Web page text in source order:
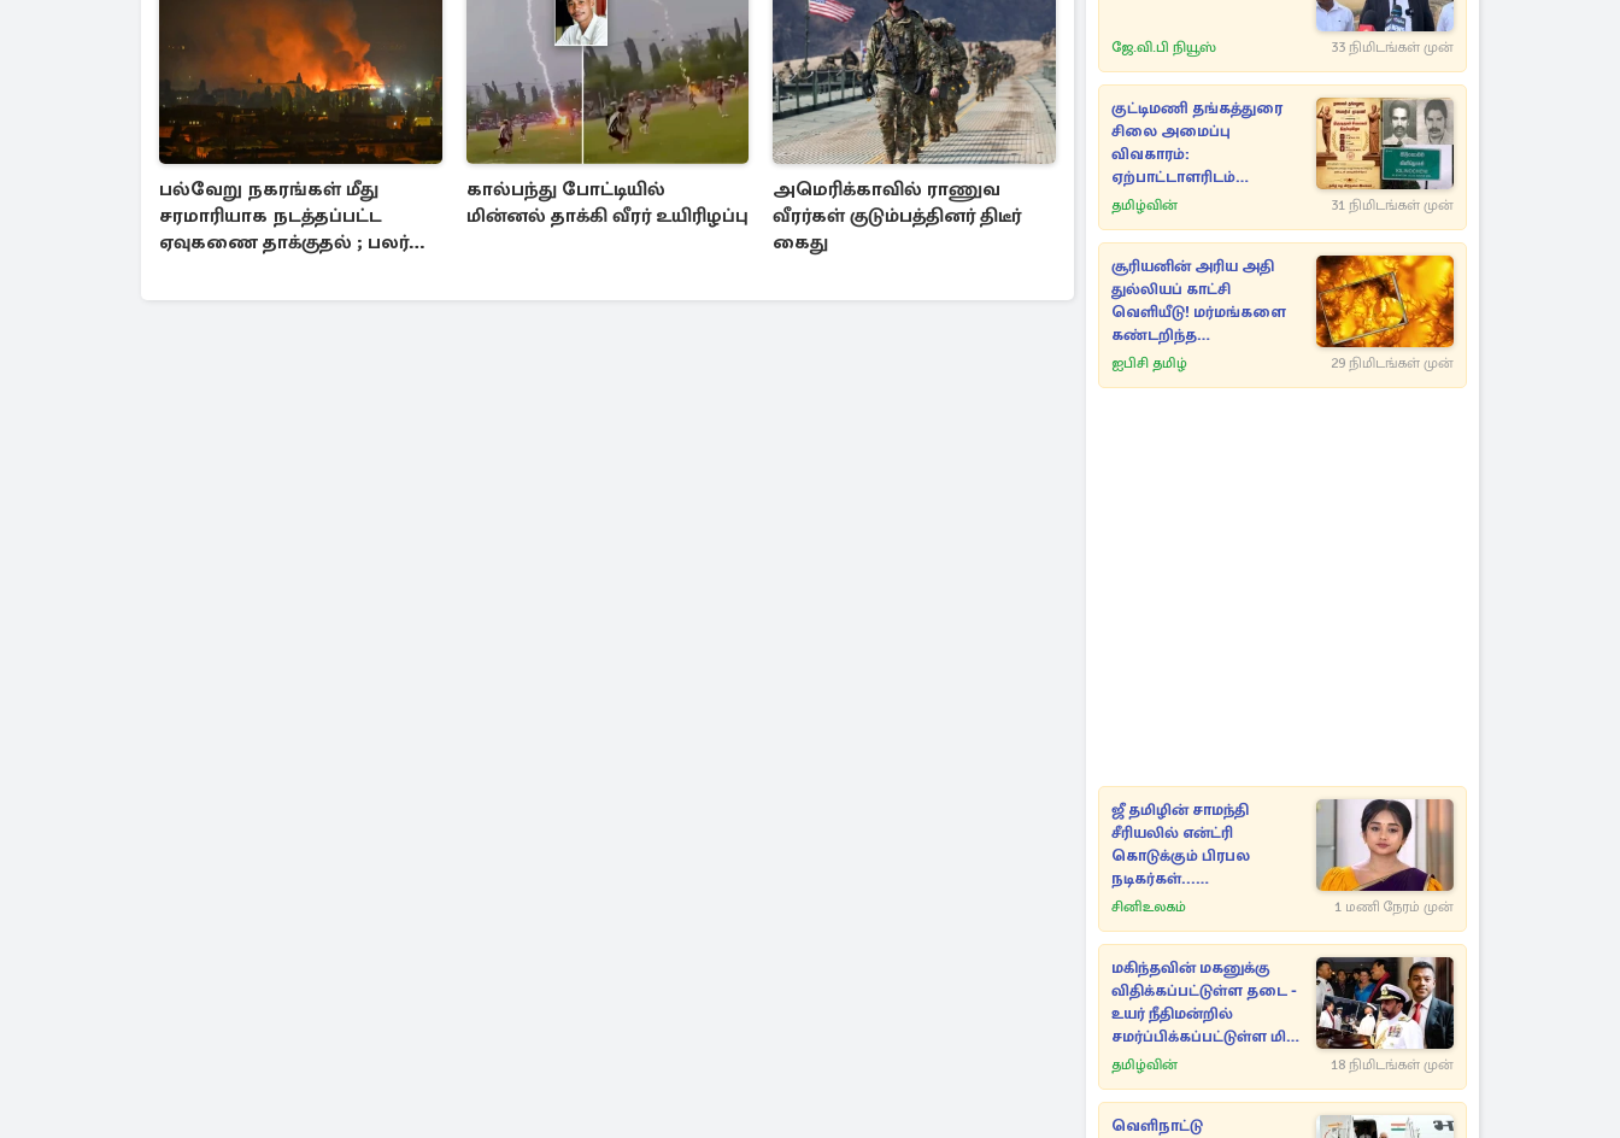
பல்வேறு நகரங்கள் மீது
சரமாரியாக நடத்தப்பட்ட
ஏவுகணை தாக்குதல் ; பலர்
கால்பந்து போட்டியில்
மின்னல் தாக்கி வீரர் உயிரிழப்பு
அமெரிக்காவில் ராணுவ
வீரர்கள் குடும்பத்தினர் திடீர்
கைது
ஜே.வி.பி நியூஸ் 33 நிமிடங்கள் முன்
குட்டிமணி தங்கத்துரை
சிலை அமைப்பு
விவகாரம்:
ஏற்பாட்டாளரிடம்
புலனாய்வு பிரிவு 5
தமிழ்வின் 31 நிமிடங்கள் முன்
சூரியனின் அரிய அதி
துல்லியப் காட்சி
வெளியீடு! மர்மங்களை
கண்டறிந்த
விஞ்ஞானிகள்
ஐபிசி தமிழ் 29 நிமிடங்கள் முன்
ஜீ தமிழின் சாமந்தி
சீரியலில் என்ட்ரி
கொடுக்கும் பிரபல
நடிகர்கள்...
போட்டோவுடன் இதோ
சினிஉலகம் 1 மணி நேரம் முன்
மகிந்தவின் மகனுக்கு
விதிக்கப்பட்டுள்ள தடை -
உயர் நீதிமன்றில்
சமர்ப்பிக்கப்பட்டுள்ள மிக
முக்கிய ஆவணங்கள்!
தமிழ்வின் 18 நிமிடங்கள் முன்
வெளிநாட்டு